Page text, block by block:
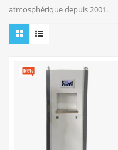
atmosphérique depuis 2001.